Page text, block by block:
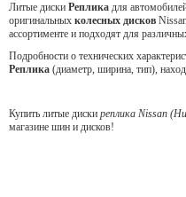
Литые диски Реплика для
оригинальных колесных дисков
ассортименте и подходят для
Подробности о технических
Реплика (диаметр, ширина, тип),
Купить литые диски реплика Nissan
магазине шин и дисков!